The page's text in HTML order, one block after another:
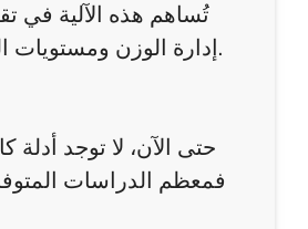
تُساهم هذه الآلية في
إدارة الوزن ومستويات السكر. لكن على الرغم من هذه الفوائد، فإن استخدامها أثناء الحمل يتطلب حذرًا شديدًا.
حتى الآن، لا توجد
فمعظم الدراسات